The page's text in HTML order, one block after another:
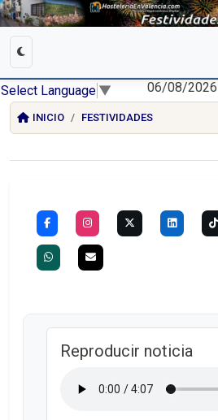
Select Language ▼ 06/08/2026
INICIO FESTIVIDADES
Reproducir noticia